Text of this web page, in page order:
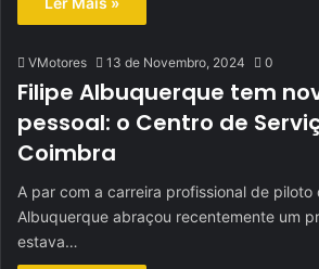
VMotores 13 de Novembro, 2024 0
Filipe Albuquerque tem
pessoal: o Centro de
Coimbra
A par com a carreira profissional de piloto
Albuquerque abraçou recentemente um
estava…